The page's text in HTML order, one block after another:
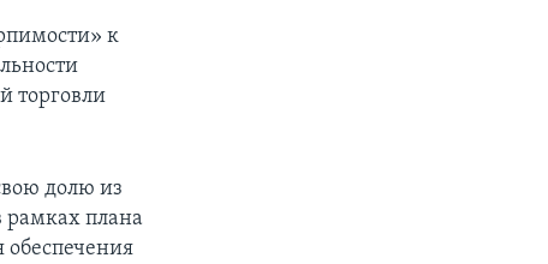
к
торговли
долю из
плана
обеспечения